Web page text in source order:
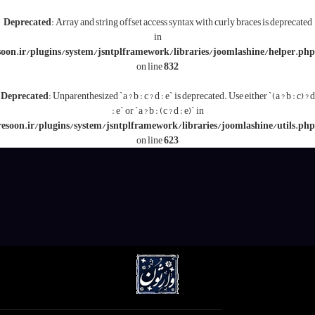
Deprecated: Array and string offset access syntax with
/www/wwwroot/varesoon.ir/plugins/system/jsntplframework/libraries/
Deprecated: Unparenthesized `a ? b : c ? d : e` is
/www/wwwroot/varesoon.ir/plugins/system/jsntplframework/